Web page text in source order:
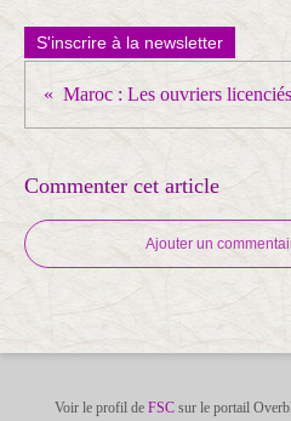
S'inscrire à la newsletter
Commenter cet article
Ajouter un
Voir le profil de FSCsur le portail